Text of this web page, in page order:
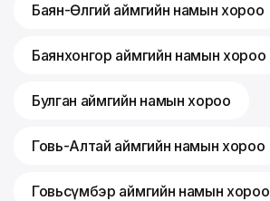
Баян-Өлгий аймгийн намын хороо
Баянхонгор аймгийн намын хороо
Булган аймгийн намын хороо
Говь-Алтай аймгийн намын хороо
Говьсүмбэр аймгийн намын хороо